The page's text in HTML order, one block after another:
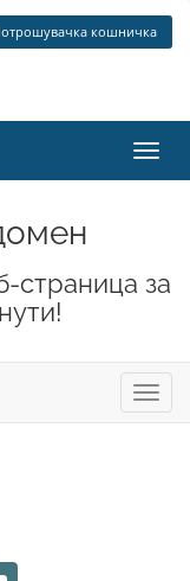
кошничка
страница за